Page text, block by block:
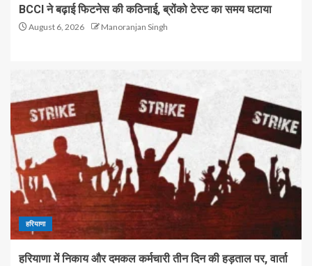
BCCI ने बढ़ाई फिटनेस की कठिनाई, ब्रोंको टेस्ट का समय घटाया
August 6, 2026 Manoranjan Singh
हरियाणा
हरियाणा में निकाय और दमकल कर्मचारी तीन दिन की हड़ताल पर, वार्ता